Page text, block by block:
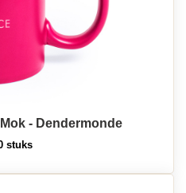
- Dendermonde
stuks